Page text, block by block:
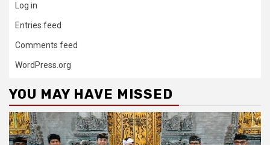
Log in
Entries feed
Comments feed
WordPress.org
YOU MAY HAVE MISSED